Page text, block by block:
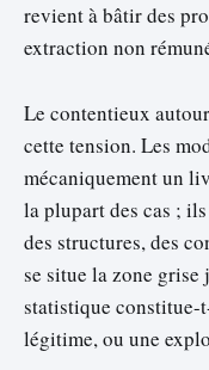
revient à bâtir des
extraction non
Le contentieux
cette tension. Les
mécaniquement un
la plupart des cas ;
des structures, des
se situe la zone
statistique constitue-
légitime, ou une